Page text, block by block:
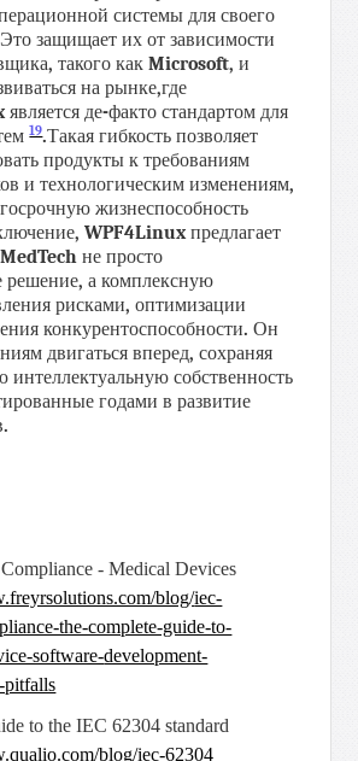
системы для своего
Это защищаетих отзависимости
, такого какMicrosoft,и
на рынке,где
является де-фактостандартом для
19.Такаягибкость позволяет
продукты к требованиям
и технологическим изменениям,
жизнеспособность
,WPF4Linux предлагает
MedTechнепросто
решение, а комплексную
рисками,оптимизации
конкурентоспособности.Он
двигатьсявперед, сохраняя
интеллектуальнуюсобственность
годами вразвитие
.
- Medical Devices
blog/iec-
the-complete-guide-to-
software-development-
pitfalls
to the IEC 62304 standard
blog/iec-62304